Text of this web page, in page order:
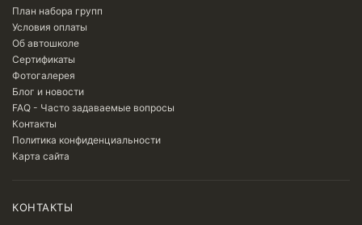
План набора групп
Условия оплаты
Об автошколе
Сертификаты
Фотогалерея
Блог и новости
FAQ - Часто задаваемые вопросы
Контакты
Политика конфиденциальности
Карта сайта
КОНТАКТЫ